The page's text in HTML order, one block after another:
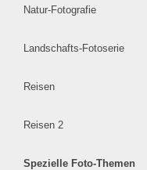
Natur-Fotografie
Landschafts-Fotoserie
Reisen
Reisen 2
Spezielle Foto-Themen